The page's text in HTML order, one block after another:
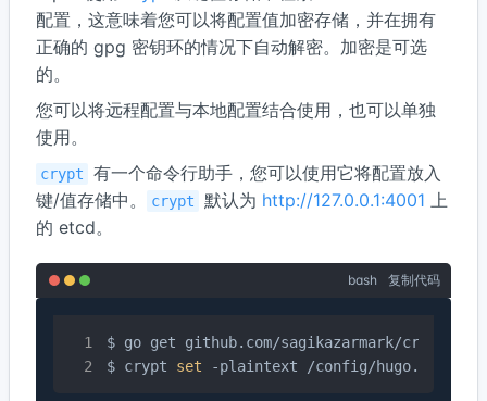
配置，这意味着您可以将配置值加密存储，并在拥有
正确的 gpg 密钥环的情况下自动解密。加密是可选
的。
您可以将远程配置与本地配置结合使用，也可以单独
使用。
crypt
有一个命令行助手，您可以使用它将配置放入
键/值存储中。
crypt 默认为 http://127.0.0.1:4001 上
的 etcd。
bash 复制代码
$ go get github.com/sagikazarmark/crypt/
$ crypt set -plaintext /config/hugo.json /